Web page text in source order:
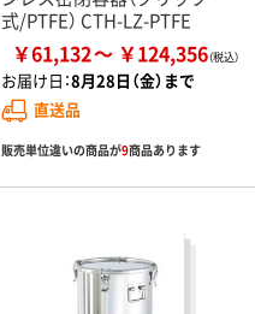
式/PTFE） CTH-LZ-PTFE
￥61,132 ￥124,356
お届け日：8月28日（金）まで
直送品
販売単位違いの商品が9商品あります